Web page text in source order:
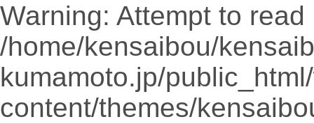
Warning: Attempt to
/home/kensaibou/
kumamoto.jp/
content/themes/